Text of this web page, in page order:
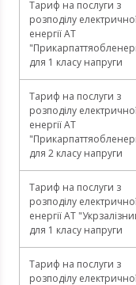
Тариф на послуги з
розподілу
енергії АТ
для 1 класу напруги
Тариф на послуги з
розподілу
енергії АТ
для 2 класу напруги
Тариф на послуги з
розподілу
енергії АТ
для 1 класу напруги
Тариф на послуги з
розподілу